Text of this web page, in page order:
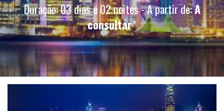
Duração: 03 dias e 02 noites - A partir de:A
consultar*